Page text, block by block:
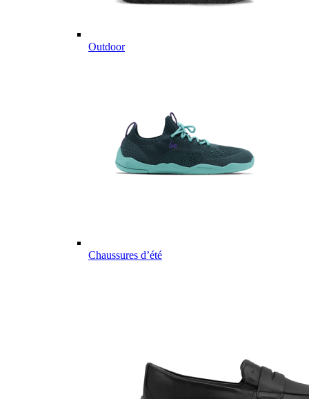
Outdoor
Chaussures d’été